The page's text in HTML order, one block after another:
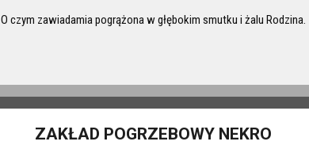
O czym zawiadamia pogrążona w głębokim smutku i żalu Rodzina.
ZAKŁAD POGRZEBOWY NEKRO